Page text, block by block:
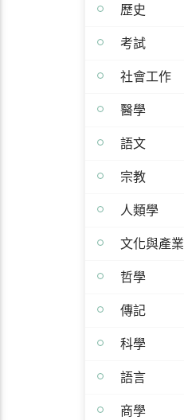
歷史
考試
社會工作
醫學
語文
宗教
人類學
文化與產業
哲學
傳記
科學
語言
商學